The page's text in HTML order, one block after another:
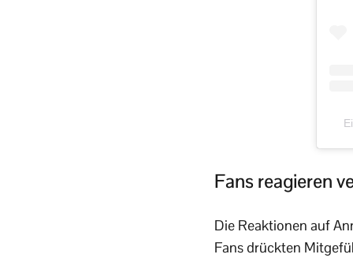
Fans reagieren
Die Reaktionen auf
Fans drückten